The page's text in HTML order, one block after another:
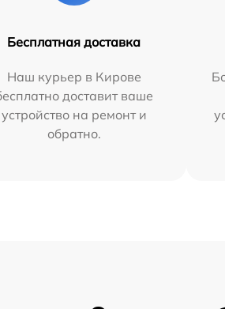
Бесплатная доставка
Наш курьер в Кирове
доставит ваше
устройство на ремонт и
обратно.